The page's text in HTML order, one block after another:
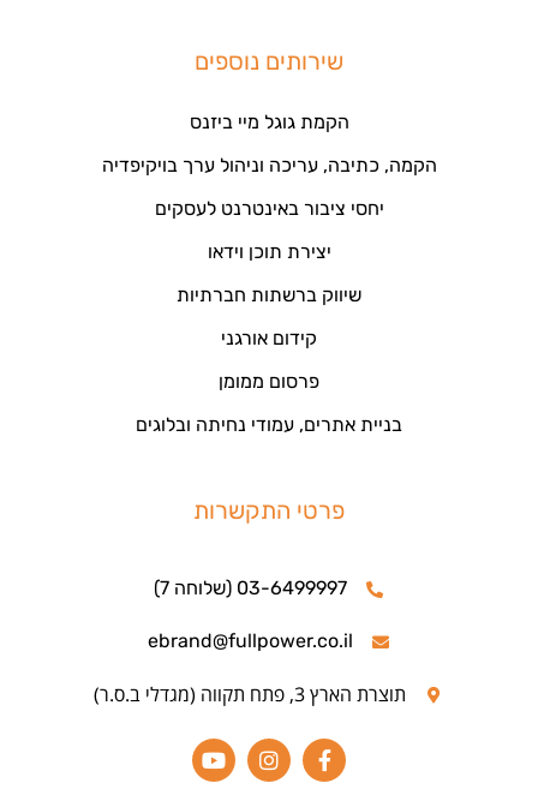
שירותים נוספים
הקמת גוגל מיי ביזנס
הקמה, כתיבה, עריכה וניהול ערך בויקיפדיה
יחסי ציבור באינטרנט לעסקים
יצירת תוכן וידאו
שיווק ברשתות חברתיות
קידום אורגני
פרסום ממומן
בניית אתרים, עמודי נחיתה ובלוגים
פרטי התקשרות
03-6499997 (שלוחה 7)
ebrand@fullpower.co.il
תוצרת הארץ 3, פתח תקווה (מגדלי ב.ס.ר)